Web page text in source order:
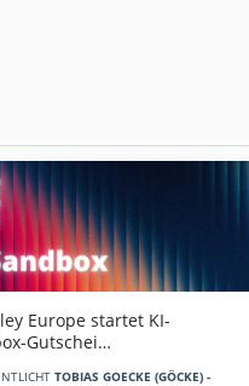
Europe startet KI-
Gutschei…
TOBIAS GOECKE (GÖCKE) -